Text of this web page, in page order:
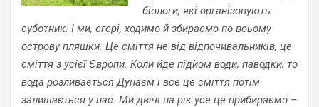
біологи, які організовують
суботник. І ми, єгері, ходимо й збираємо по всьому
острову пляшки. Це сміття не від відпочивальників, це
сміття з усієї Європи. Коли йде підйом води, паводки, то
вода розливається Дунаєм і все це сміття потім
залишається у нас. Ми двічі на рік усе це прибираємо –